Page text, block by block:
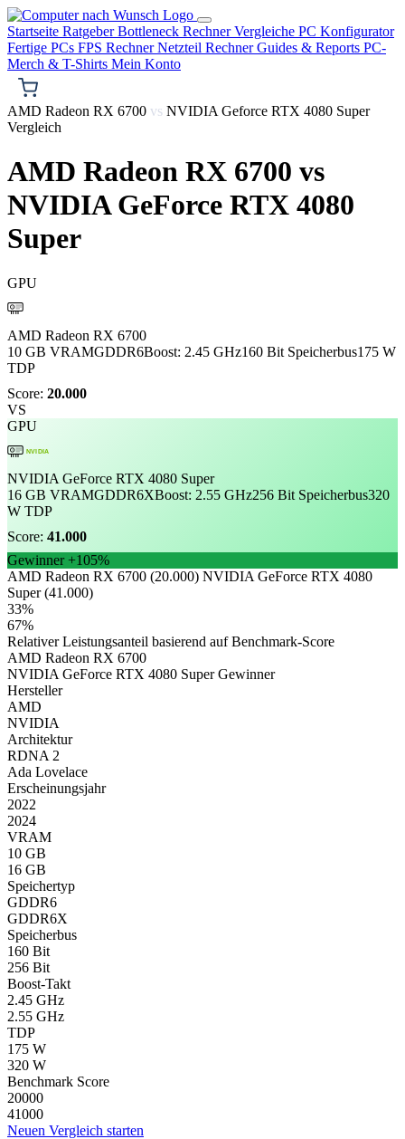
Startseite RatgeberBottleneck RechnerVergleiche PC Konfigurator
Fertige PCs FPS RechnerNetzteil RechnerGuides & Reports PC-
Merch & T-Shirts Mein Konto
AMD Radeon RX 6700 vs NVIDIA Geforce RTX 4080 Super
Vergleich
AMD Radeon RX 6700 vs
NVIDIA GeForce RTX 4080
Super
GPU
AMD Radeon RX 6700
10 GB VRAMGDDR6Boost: 2.45 GHz160 Bit Speicherbus175 W
TDP
Score: 20.000
VS
GPU
NVIDIA
NVIDIA GeForce RTX 4080 Super
16 GB VRAMGDDR6XBoost: 2.55 GHz256 Bit Speicherbus320
W TDP
Score: 41.000
Gewinner+105%
AMD Radeon RX 6700 (20.000) NVIDIA GeForce RTX 4080
Super (41.000)
33%
67%
Relativer Leistungsanteil basierend auf Benchmark-Score
AMD Radeon RX 6700
NVIDIA GeForce RTX 4080 SuperGewinner
Hersteller
AMD
NVIDIA
Architektur
RDNA 2
Ada Lovelace
Erscheinungsjahr
2022
2024
VRAM
10 GB
16 GB
Speichertyp
GDDR6
GDDR6X
Speicherbus
160 Bit
256 Bit
Boost-Takt
2.45 GHz
2.55 GHz
TDP
175 W
320 W
Benchmark Score
20000
41000
Neuen Vergleich starten